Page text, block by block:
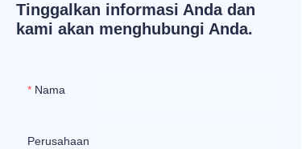
Tinggalkan informasi Anda dan
kami akan menghubungi Anda.
Nama
Perusahaan